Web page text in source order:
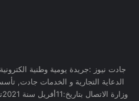
جادت نيوز :جريدة يومية وطنية